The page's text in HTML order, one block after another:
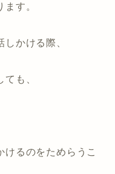
す。
かける際、
も、
けるのをためらうこ